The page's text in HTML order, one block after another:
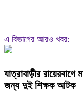
এ বিভাগের আরও খবর:
যাত্রাবাড়ীর রায়েরবাগে
জন্য দুই শিক্ষক আটক